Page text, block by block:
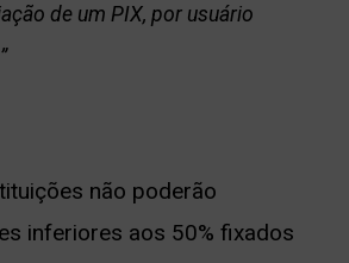
de um PIX, por usuário
não poderão
inferiores aos 50% fixados